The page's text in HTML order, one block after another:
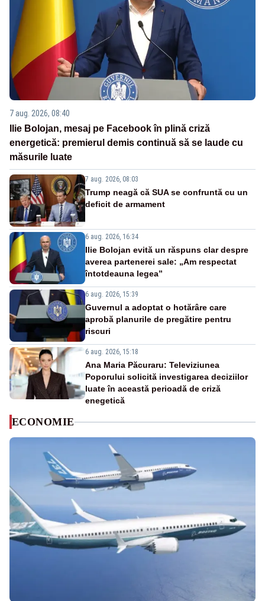
7 aug. 2026, 08:40
Ilie Bolojan, mesaj pe Facebook în plină criză
energetică: premierul demis continuă să se laude cu
măsurile luate
7 aug. 2026, 08:03
Trump neagă că SUA se confruntă cu un
deficit de armament
6 aug. 2026, 16:34
Ilie Bolojan evită un răspuns clar despre
averea partenerei sale: „Am respectat
întotdeauna legea”
6 aug. 2026, 15:39
Guvernul a adoptat o hotărâre care
aprobă planurile de pregătire pentru
riscuri
6 aug. 2026, 15:18
Ana Maria Păcuraru: Televiziunea
Poporului solicită investigarea deciziilor
luate în această perioadă de criză
enegetică
ECONOMIE